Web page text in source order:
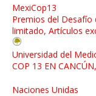
MexiCop13
Premios del Desafío
limitado, Artículos
Universidad del
COP 13 EN
Naciones Unidas